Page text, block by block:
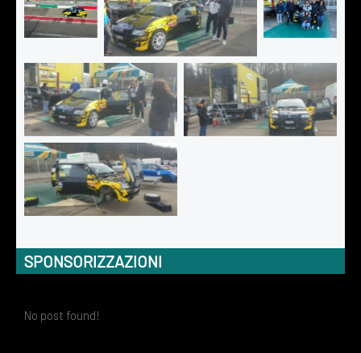
No Caption
No Caption
No Caption No Caption
No Caption
No Caption
SPONSORIZZAZIONI
No post found!